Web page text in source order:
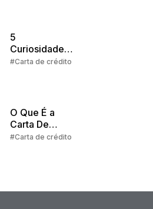
5
Curiosidades
Sobre a Carta
#Carta de crédito
O Que É a
Carta De
Crédito no
#Carta de crédito